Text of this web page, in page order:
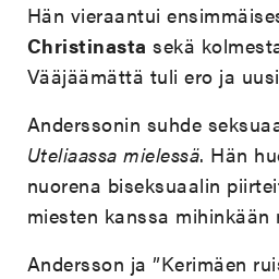
Hän vieraantui
Christinasta sekä
Vääjäämättä tuli ero ja
Anderssonin suhde
Uteliaassa mielessä. Hän
nuorena biseksuaalin
miesten kanssa
Andersson ja ”Kerimäen